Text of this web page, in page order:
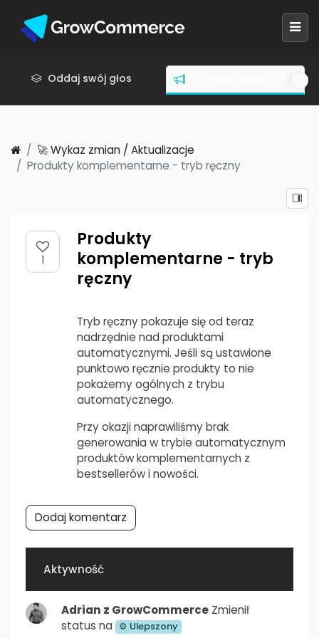
Oddaj swój głos 🚀 Wykaz zmian /
🚀 Wykaz zmian / Aktualizacje
Produkty komplementarne - tryb ręczny
1
Produkty
komplementarne - tryb
ręczny
Tryb ręczny pokazuje się od teraz
nadrzędnie nad produktami
automatycznymi. Jeśli są ustawione
punktowo ręcznie produkty to nie
pokażemy ogólnych z trybu
automatycznego.
Przy okazji naprawiliśmy brak
generowania w trybie automatycznym
produktów komplementarnych z
bestsellerów i nowości.
Dodaj komentarz
Aktywność
Adrian z GrowCommerce Zmienił
status na ⚙ Ulepszony